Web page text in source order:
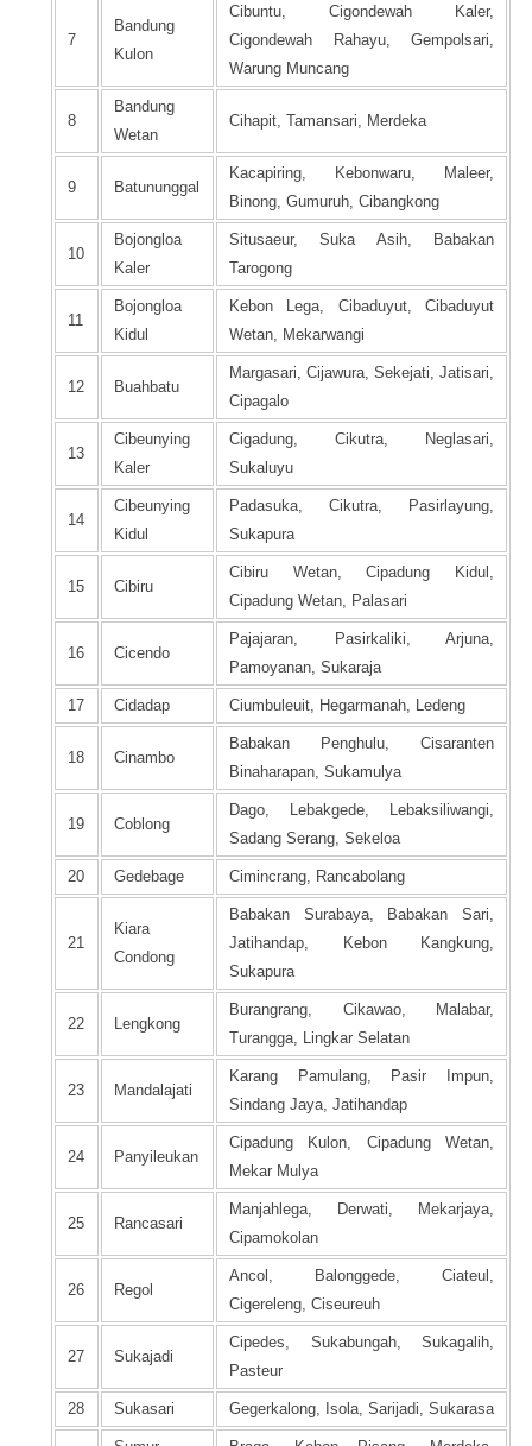
7
Bandung
Kulon
Cibuntu, Cigondewah Kaler,
Cigondewah Rahayu, Gempolsari,
Warung Muncang
8
Bandung
Wetan
Cihapit, Tamansari, Merdeka
9 Batununggal
Kacapiring, Kebonwaru, Maleer,
Binong, Gumuruh, Cibangkong
10
Bojongloa
Kaler
Situsaeur, Suka Asih, Babakan
Tarogong
11
Bojongloa
Kidul
Kebon Lega, Cibaduyut, Cibaduyut
Wetan, Mekarwangi
12 Buahbatu
Margasari, Cijawura, Sekejati, Jatisari,
Cipagalo
13
Cibeunying
Kaler
Cigadung, Cikutra, Neglasari,
Sukaluyu
14
Cibeunying
Kidul
Padasuka, Cikutra, Pasirlayung,
Sukapura
15 Cibiru
Cibiru Wetan, Cipadung Kidul,
Cipadung Wetan, Palasari
16 Cicendo
Pajajaran, Pasirkaliki, Arjuna,
Pamoyanan, Sukaraja
17 Cidadap Ciumbuleuit, Hegarmanah, Ledeng
18 Cinambo
Babakan Penghulu, Cisaranten
Binaharapan, Sukamulya
19 Coblong
Dago, Lebakgede, Lebaksiliwangi,
Sadang Serang, Sekeloa
20 Gedebage Cimincrang, Rancabolang
21
Kiara
Condong
Babakan Surabaya, Babakan Sari,
Jatihandap, Kebon Kangkung,
Sukapura
22 Lengkong
Burangrang, Cikawao, Malabar,
Turangga, Lingkar Selatan
23 Mandalajati
Karang Pamulang, Pasir Impun,
Sindang Jaya, Jatihandap
24 Panyileukan
Cipadung Kulon, Cipadung Wetan,
Mekar Mulya
25 Rancasari
Manjahlega, Derwati, Mekarjaya,
Cipamokolan
26 Regol
Ancol, Balonggede, Ciateul,
Cigereleng, Ciseureuh
27 Sukajadi
Cipedes, Sukabungah, Sukagalih,
Pasteur
28 Sukasari Gegerkalong, Isola, Sarijadi, Sukarasa